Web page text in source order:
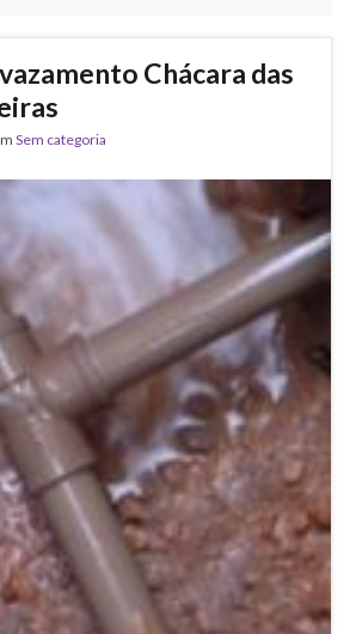
Chácara das
Sem categoria